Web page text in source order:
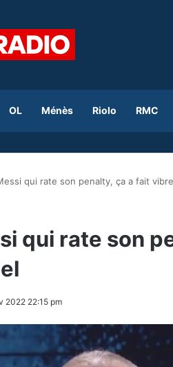
OL Ménès Riolo RMC
qui rate son penalty, ça a fait
qui rate son
2022 22:15 pm